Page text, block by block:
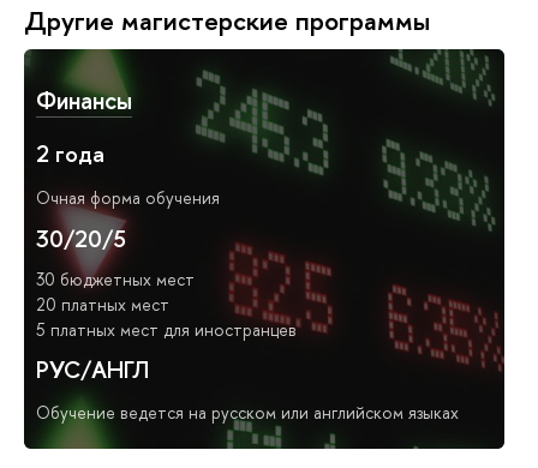
Другие магистерские программы
Финансы
2 года
Очная форма обучения
30/20/5
30 бюджетных мест
20 платных мест
5 платных мест для иностранцев
РУС/АНГЛ
Обучение ведется на русском или английском языках